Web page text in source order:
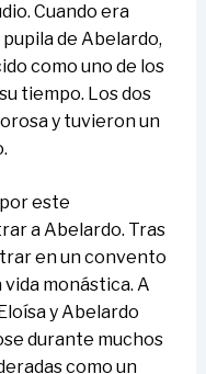
Cuando era
de Abelardo,
como uno de los
tiempo. Los dos
y tuvieron un
este
a Abelardo. Tras
en un convento
monástica. A
y Abelardo
durante muchos
como un